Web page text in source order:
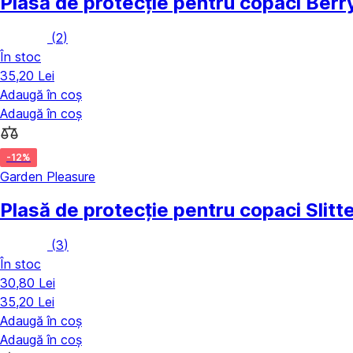
(2)
În stoc
35,20 Lei
Adaugă în coș
Adaugă în coș
-12%
Garden Pleasure
Plasă de protecție pentru copaci
(3)
În stoc
30,80 Lei
35,20 Lei
Adaugă în coș
Adaugă în coș